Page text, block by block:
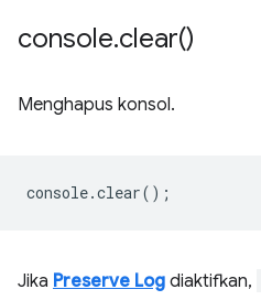
console.clear()
Menghapus konsol.
console.clear();
Jika Preserve Log diaktifkan,